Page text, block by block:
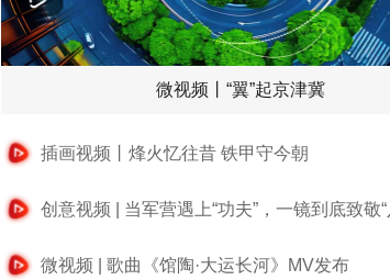
微视频丨“翼”起京津冀
插画视频丨烽火忆往昔 铁甲守今朝
创意视频 | 当军营遇上“功夫”，一镜到底致敬“
微视频 | 歌曲《馆陶·大运长河》MV发布